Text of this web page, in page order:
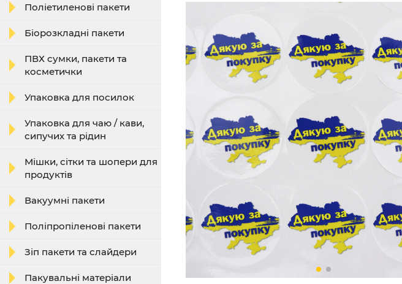
Поліетиленові пакети
Біорозкладні пакети
ПВХ сумки, пакети та
косметички
Упаковка для посилок
Упаковка для чаю / кави,
сипучих та рідин
Мішки, сітки та шопери для
продуктів
Вакуумні пакети
Поліпропіленові пакети
Зіп пакети та слайдери
Пакувальні матеріали